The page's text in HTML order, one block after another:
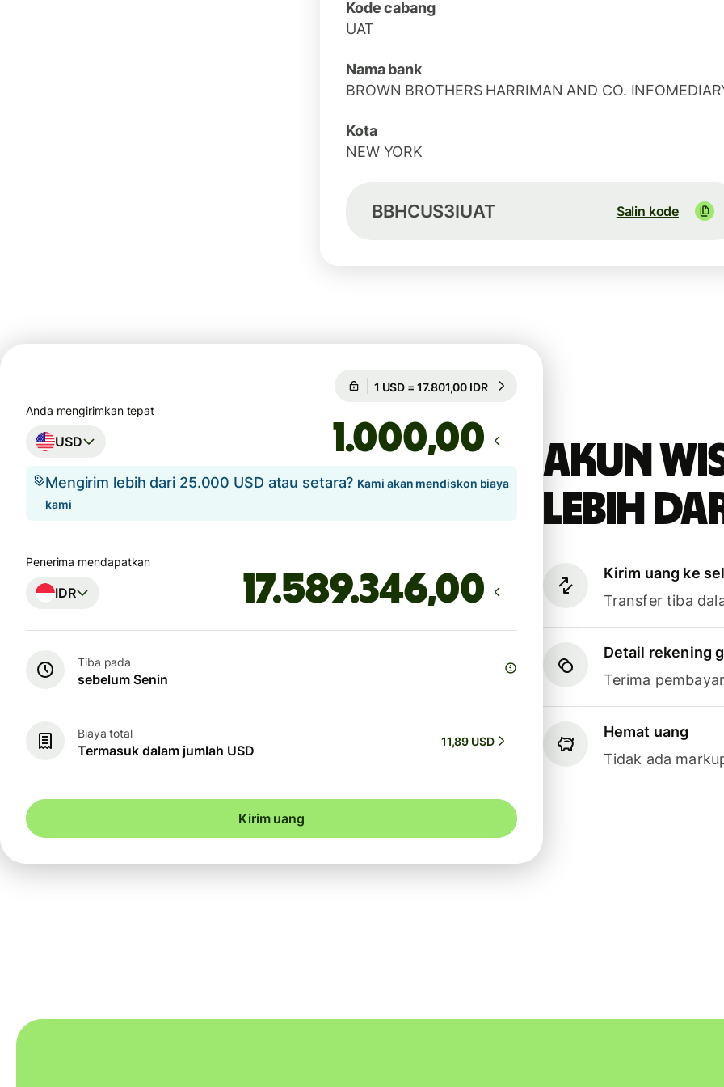
Kode cabang
UAT
Nama bank
BROWN BROTHERS HARRIMAN AND CO.
Kota
NEW YORK
BBHCUS3IUAT Salin kode
Akun
lebih
Kirim uang ke
Transfer tiba
Detail rekening
Terima
Hemat uang
Tidak ada
Dijamin selama 50h
Anda mengirimkan tepat
USD ,00
Mengirim lebih dari 25.000 USD atau setara? Kami akan mendiskon biaya
kami
Penerima mendapatkan
IDR ,00
Tiba pada
sebelum Senin
Biaya total
Termasuk dalam jumlah USD
11,89 USD
Kirim uang